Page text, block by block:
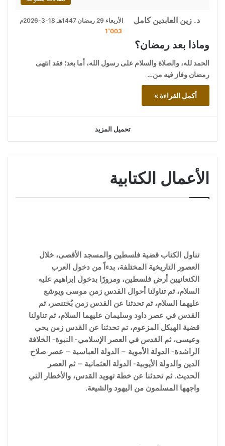
د. زين العابدين كامل
الأربعاء 29 رمضان 1447هـ 18-3-2026م
1٬003
وماذا بعد رمضان؟
الحمد لله، والصلاة والسلام على رسول الله، أما بعد؛ فقد انتهى
رمضان وفاز فيه من…
أكمل القراءة »
تحميل المزيد
الأعمال الكتابية
تناول الكتاب قضية فلسطين والمسجد الأقصى، خلال
العصور التاريخية المختلفة، بدءاً من دخول العرب
الكنعانيين أرض فلسطين، ومرورًا بدخول إبراهيم عليه
السلام، ثم تناولنا أحوال القدس زمن موسى ويوشع
عليهما السلام، ثم تحدثنا عن القدس زمن بُختنصر، ثم
القدس في عصر داود وسليمان عليهما السلام، ثم تناولنا
قضية الهيكل المزعوم، تم تحدثنا عن القدس زمن يحي
وعيسى، ثم القدس في العصر الإسلامي- النبوة- الخلافة
الراشدة- الدولة الأموية – الدولة العباسية – عصر صلاح
الدين والدولة الأيوبية- الدولة العثمانية – ثم العصر
الحديث. ثم تحدثنا عن خطة تهويد القدس، والأخطار التي
واجهها المسلمون من اليهود والشيعة.